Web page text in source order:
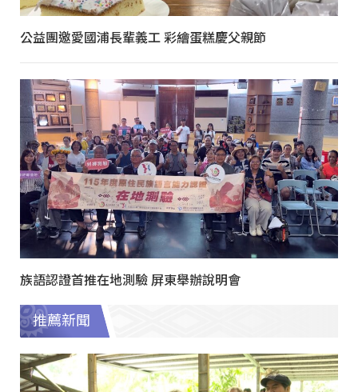
公益團邀愛國浦長輩義工 彩繪蛋糕慶父親節
族語認證首推在地測驗 屏東舉辦說明會
推薦新聞